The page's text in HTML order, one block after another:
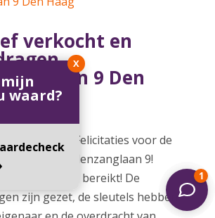
verkocht en
9 Den
Felicitaties voor de
van Vogelenzanglaan 9!
mijlpaal bereikt! De
zijn gezet, de sleutels hebben
waard?
X